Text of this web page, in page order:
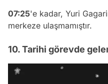
07:25'e kadar, Yuri
merkeze ulaşmamıştır.
10. Tarihi görevde